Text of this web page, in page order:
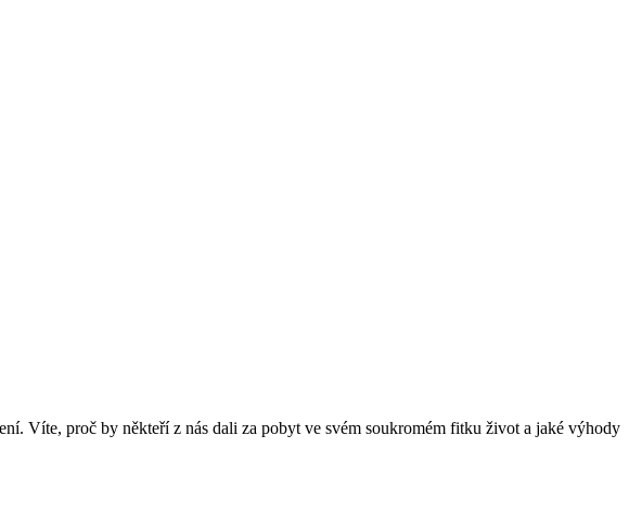
Víte, proč by někteří z nás dali za pobyt ve svém soukromém fitku život a jaké výhody